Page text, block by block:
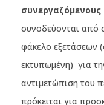
συνοδεύονται από
φάκελο εξετάσεων
εκτυπωμένη) για
αντιμετώπιση του
πρόκειται για